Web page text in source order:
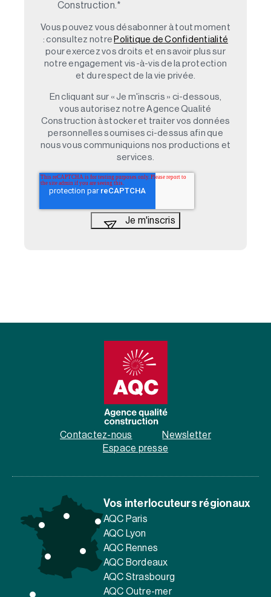
Construction. *
Vous pouvez vous désabonner à tout moment
: consultez notre Politique de Confidentialité
pour exercez vos droits et en savoir plus sur
notre engagement vis-à-vis de la protection
et du respect de la vie privée.
En cliquant sur « Je m'inscris » ci-dessous,
vous autorisez notre Agence Qualité
Construction à stocker et traiter vos données
personnelles soumises ci-dessus afin que
nous vous communiquions nos productions et
services.
Contactez-nous
Newsletter
Espace presse
Vos interlocuteurs régionaux
AQC Paris
AQC Lyon
AQC Rennes
AQC Bordeaux
AQC Strasbourg
AQC Outre-mer